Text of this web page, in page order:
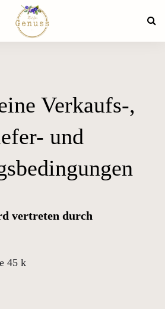
Verkaufs-,
und
vertreten durch
45 k